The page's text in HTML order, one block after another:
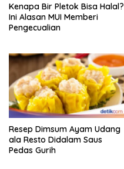
Kenapa Bir Pletok Bisa Halal?
Ini Alasan MUI Memberi
Pengecualian
Resep Dimsum Ayam Udang
ala Resto Didalam Saus
Pedas Gurih